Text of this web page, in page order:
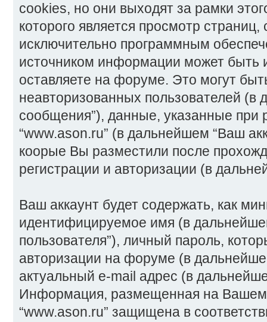
cookies, но они выходят за рамки
которого является просмотр
исключительно программным
источником информации может
оставляете на форуме. Это могут
неавторизованных пользователей
сообщения”), данные, указанные при
“www.ason.ru” (в дальнейшем “Ваш
коорые Вы разместили после
регистрации и авторизации (в
Ваш аккаунт будет содержать, как
идентифицируемое имя (в
пользователя”), личный пароль,
авторизации на форуме (в
актуальный e-mail адрес (в
Информация, размещенная на Вашем
“www.ason.ru” защищена в